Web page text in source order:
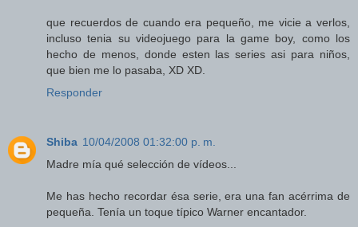
que recuerdos de cuando era pequeño, me vicie a verlos,
incluso tenia su videojuego para la game boy, como los
hecho de menos, donde esten las series asi para niños,
que bien me lo pasaba, XD XD.
Responder
Shiba 10/04/2008 01:32:00 p. m.
Madre mía qué selección de vídeos...
Me has hecho recordar ésa serie, era una fan acérrima de
pequeña. Tenía un toque típico Warner encantador.